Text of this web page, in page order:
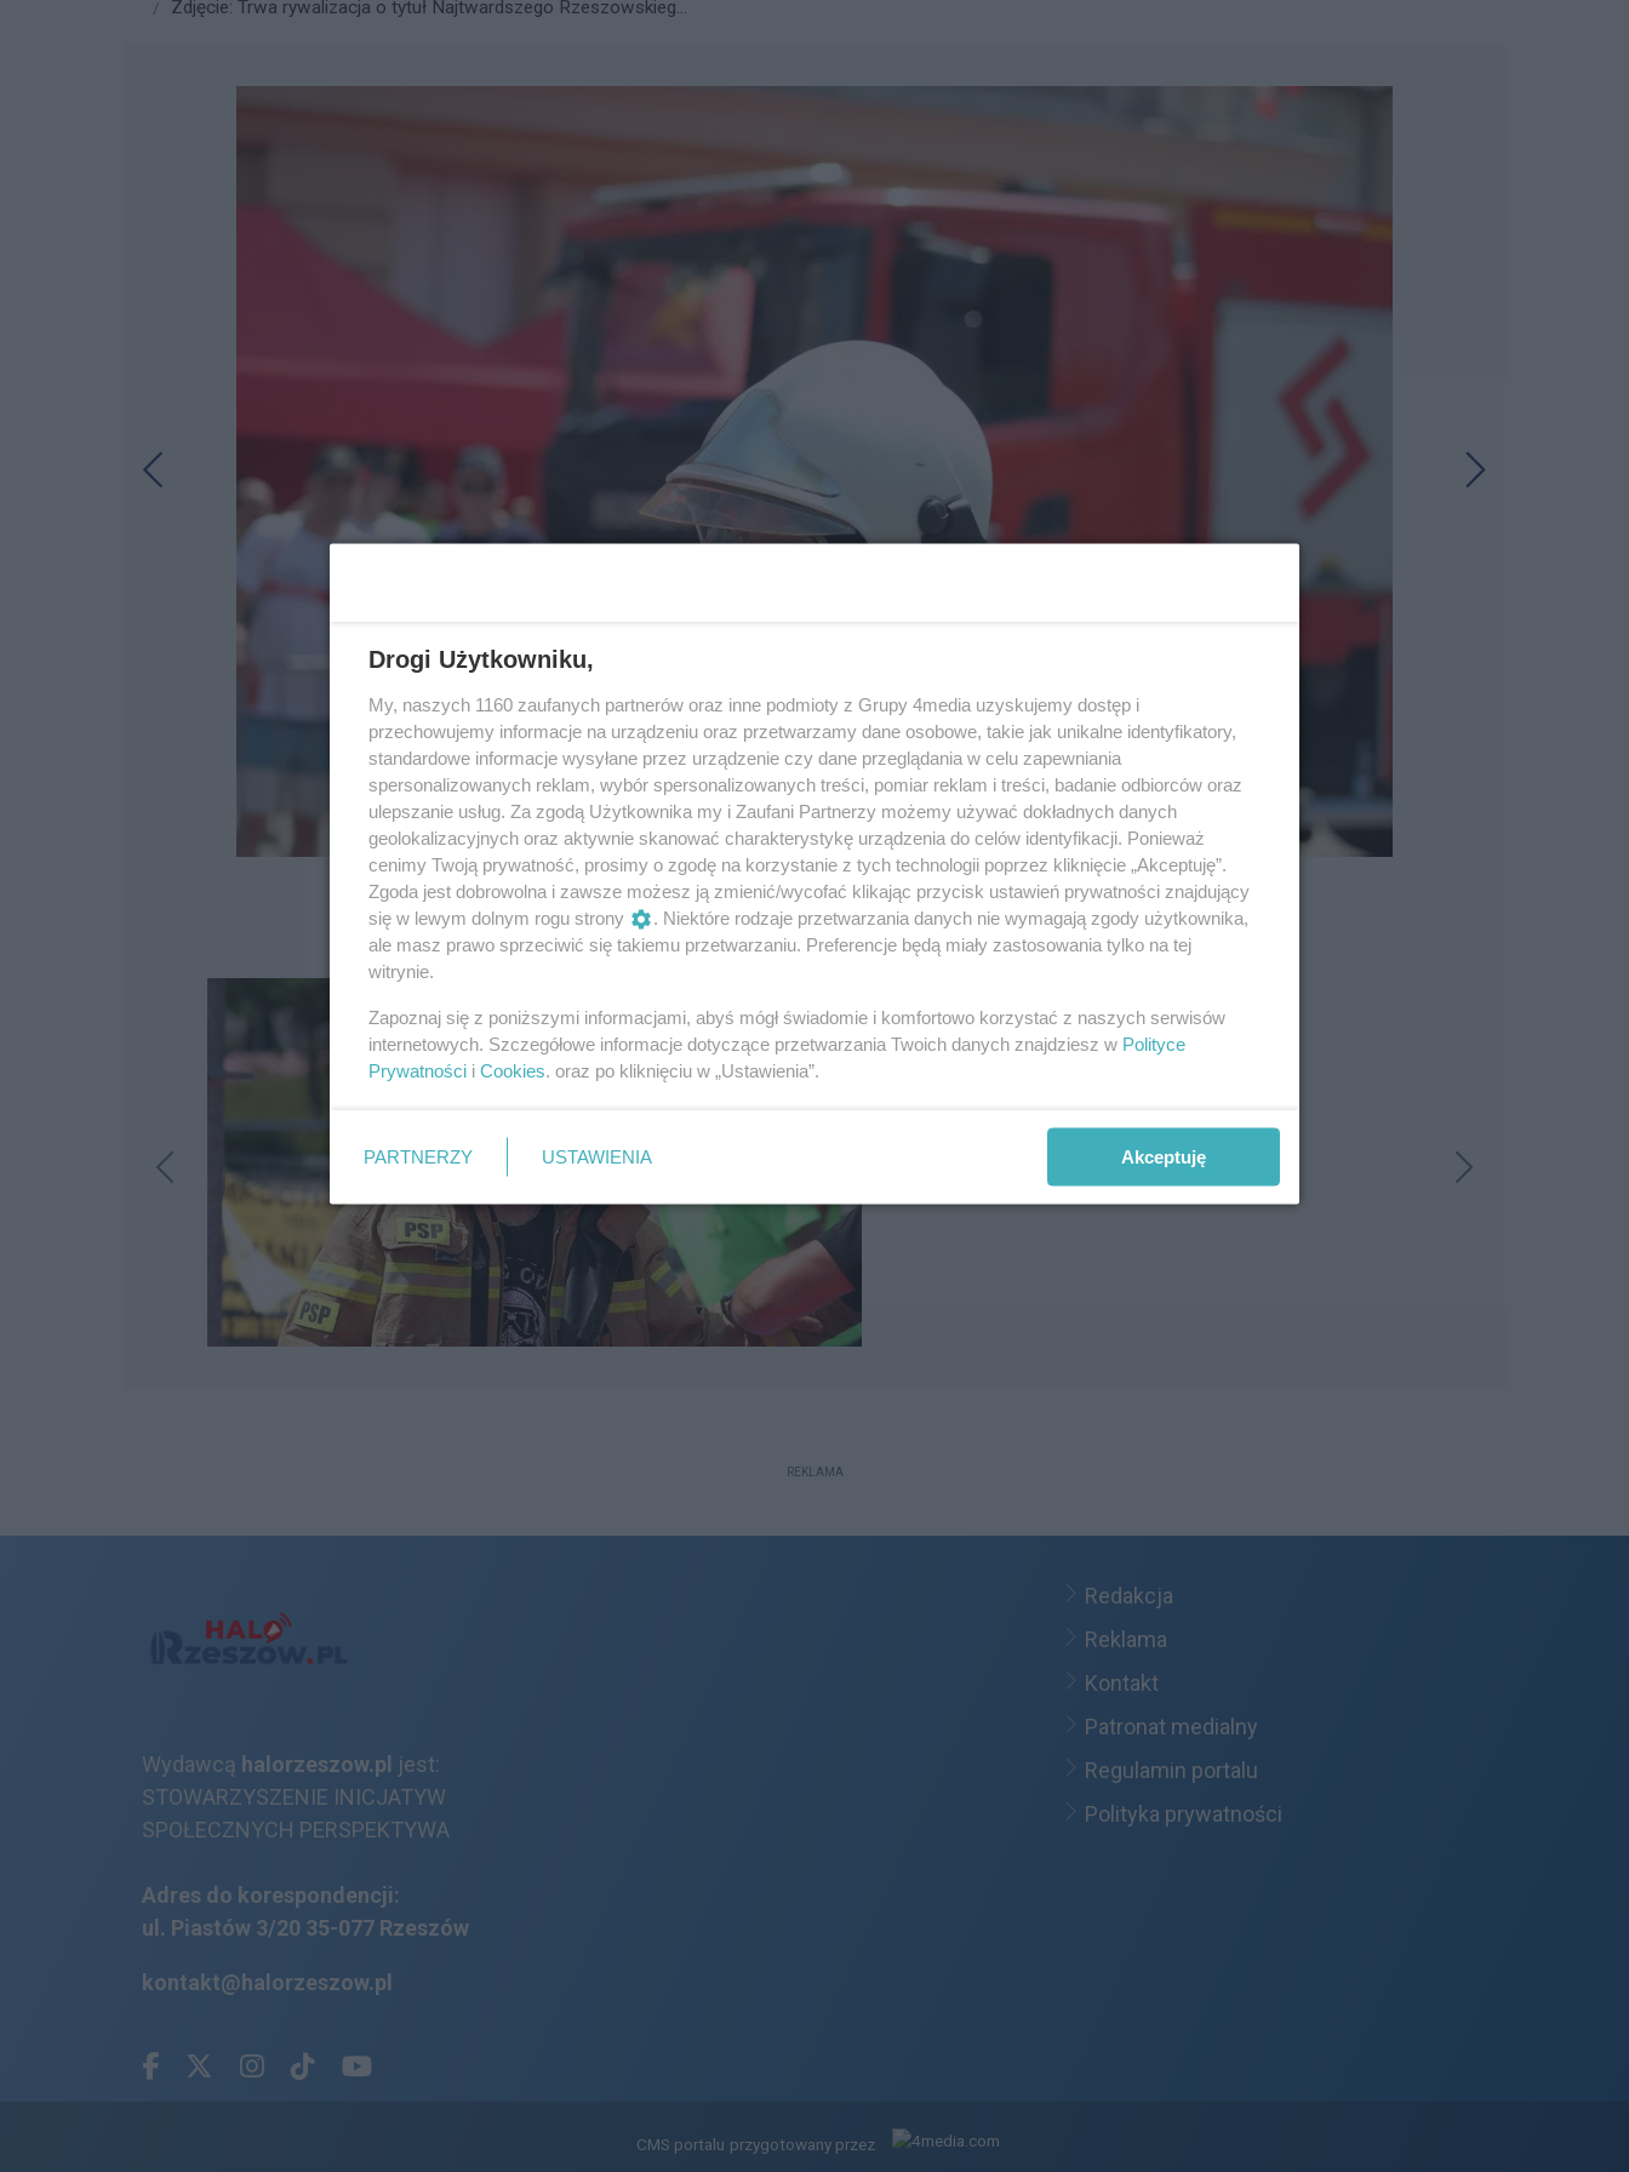
Zdjęcie: Trwa rywalizacja o tytuł Najtwardszego Rzeszowskieg...
41 / 120
REKLAMA
Wydawcą halorzeszow.pl jest:
STOWARZYSZENIE INICJATYW
SPOŁECZNYCH PERSPEKTYWA
Adres do korespondencji:
ul. Piastów 3/20 35-077 Rzeszów
kontakt@halorzeszow.pl
Redakcja
Reklama
Kontakt
Patronat medialny
Regulamin portalu
Polityka prywatności
Facebook.com
X.comInstagram.com
Tiktok.com
Youtube.com
CMS portalu przygotowany przez
Drogi Użytkowniku,
My, naszych 1160 zaufanych partnerów oraz inne podmioty z Grupy 4media uzyskujemy dostęp i
przechowujemy informacje na urządzeniu oraz przetwarzamy dane osobowe, takie jak unikalne identyfikatory,
standardowe informacje wysyłane przez urządzenie czy dane przeglądania w celu zapewniania
spersonalizowanych reklam, wybór spersonalizowanych treści, pomiar reklam i treści, badanie odbiorców oraz
ulepszanie usług. Za zgodą Użytkownika my i Zaufani Partnerzy możemy używać dokładnych danych
geolokalizacyjnych oraz aktywnie skanować charakterystykę urządzenia do celów identyfikacji. Ponieważ
cenimy Twoją prywatność, prosimy o zgodę na korzystanie z tych technologii poprzez kliknięcie „Akceptuję”.
Zgoda jest dobrowolna i zawsze możesz ją zmienić/wycofać klikając przycisk ustawień prywatności znajdujący
się w lewym dolnym rogu strony
. Niektóre rodzaje przetwarzania danych nie wymagają zgody użytkownika,
ale masz prawo sprzeciwić się takiemu przetwarzaniu. Preferencje będą miały zastosowania tylko na tej
witrynie.
Zapoznaj się z poniższymi informacjami, abyś mógł świadomie i komfortowo korzystać z naszych serwisów
internetowych. Szczegółowe informacje dotyczące przetwarzania Twoich danych znajdziesz w Polityce
Prywatności i Cookies. oraz po kliknięciu w „Ustawienia”.
PARTNERZY USTAWIENIA Akceptuję